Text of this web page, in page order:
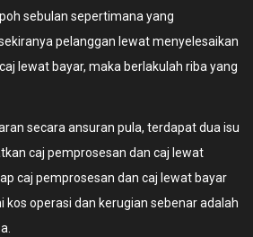
sebulan sepertimana yang
pelanggan lewat menyelesaikan
lewat bayar, maka berlakulah riba yang
secara ansuran pula, terdapat dua isu
caj pemprosesan dan caj lewat
caj pemprosesan dan caj lewat bayar
kos operasi dan kerugian sebenar adalah